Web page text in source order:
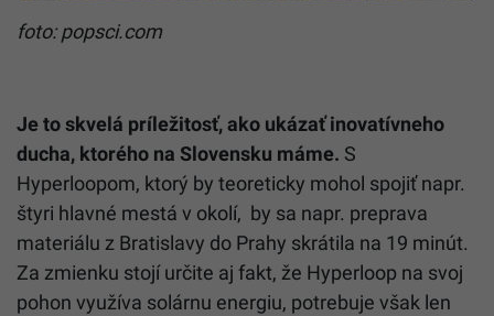
foto: popsci.com
Je to skvelá príležitosť, ako ukázať inovatívneho
ducha, ktorého na Slovensku máme. S
Hyperloopom, ktorý by teoreticky mohol spojiť napr.
štyri hlavné mestá v okolí, by sa napr. preprava
materiálu z Bratislavy do Prahy skrátila na 19 minút.
Za zmienku stojí určite aj fakt, že Hyperloop na svoj
pohon využíva solárnu energiu, potrebuje však len